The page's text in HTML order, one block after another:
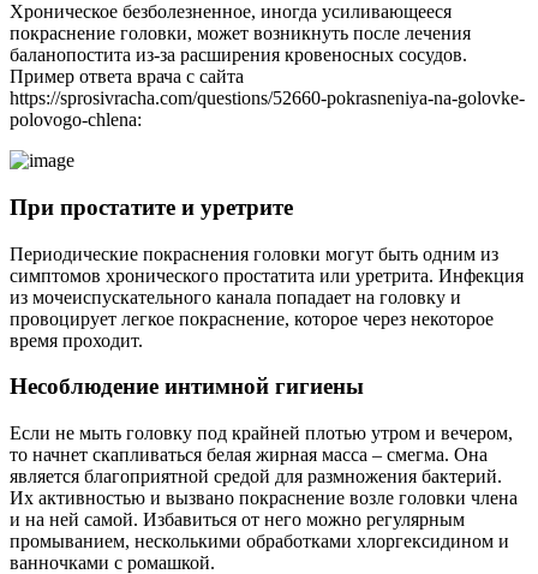
Хроническое безболезненное, иногда усиливающееся
покраснение головки, может возникнуть после лечения
баланопостита из-за расширения кровеносных сосудов.
Пример ответа врача с сайта
https://sprosivracha.com/questions/52660-pokrasneniya-na-golovke-
polovogo-chlena:
При простатите и уретрите
Периодические покраснения головки могут быть одним из
симптомов хронического простатита или уретрита. Инфекция
из мочеиспускательного канала попадает на головку и
провоцирует легкое покраснение, которое через некоторое
время проходит.
Несоблюдение интимной гигиены
Если не мыть головку под крайней плотью утром и вечером,
то начнет скапливаться белая жирная масса – смегма. Она
является благоприятной средой для размножения бактерий.
Их активностью и вызвано покраснение возле головки члена
и на ней самой. Избавиться от него можно регулярным
промыванием, несколькими обработками хлоргексидином и
ванночками с ромашкой.